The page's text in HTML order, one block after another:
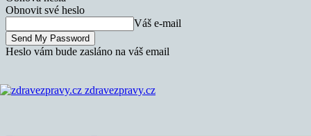
Obnovit své heslo
Váš e-mail
Heslo vám bude zasláno na váš email
zdravezpravy.cz